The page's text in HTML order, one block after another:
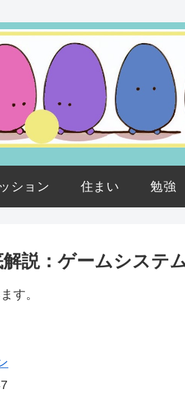
ション 住まい 勉強
説：ゲームシステ
す。